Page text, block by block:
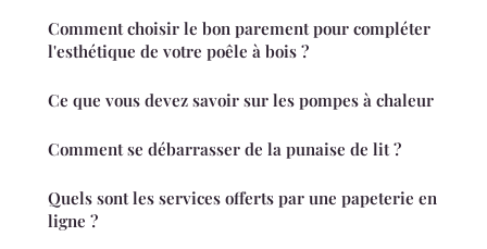
Comment choisir le bon parement pour compléter
l'esthétique de votre poêle à bois ?
Ce que vous devez savoir sur les pompes à chaleur
Comment se débarrasser de la punaise de lit ?
Quels sont les services offerts par une papeterie en
ligne ?